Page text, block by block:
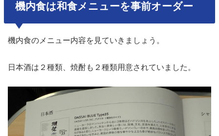
機内食は和食メニューを事前オーダー
機内食のメニュー内容を見ていきましょう。
日本酒は２種類、焼酎も２種類用意されていました。